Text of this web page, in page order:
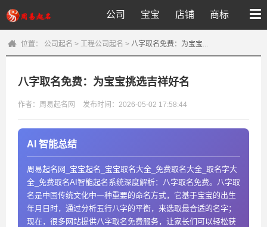
公司 宝宝 店铺 商标
位置： 公司起名 > 工程公司起名 > 八字取名免费：为宝宝...
八字取名免费：为宝宝挑选吉祥好名
作者：周易起名网 发布时间：2026-05-02 17:58:44
AI 智能总结
周易起名网_宝宝起名_宝宝取名大全_免费取名大全_取名字大
全_免费取名AI智能起名系统深度解析：八字取名免费。八字取
名是中国传统文化中一种重要的命名方式，它基于宝宝的出生
年月日时，通过分析五行八字的平衡，来选取最合适的名字；
现在，很多网站提供八字取名免费服务，让家长们可以轻松获